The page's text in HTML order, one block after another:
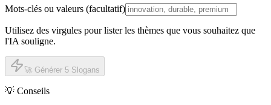
Mots-clés ou valeurs (facultatif)
Utilisez des virgules pour lister les thèmes que vous souhaitez que
l'IA souligne.
🚀 Générer 5 Slogans
💡 Conseils